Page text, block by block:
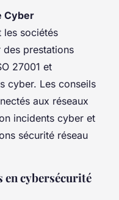
Cyber
les sociétés
des prestations
27001 et
cyber. Les conseils
aux réseaux
incidents cyber et
sécurité réseau
en cybersécurité